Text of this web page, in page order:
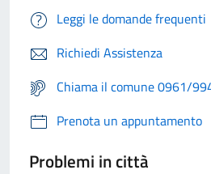
Leggi le domande frequenti
Richiedi Assistenza
Chiama il comune 0961/
Prenota un appuntamento
Problemi in città